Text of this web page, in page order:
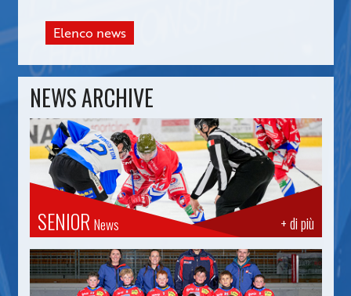
Elenco news
NEWS ARCHIVE
+ di più
SENIOR News